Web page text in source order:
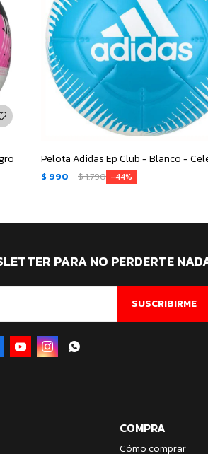
Pelota Adidas Ep Club - Blanco -
$ 990 $1.790 44
COMPRA
Cómo comprar
PARA NO PERDERTE
SUSCRIBIRME
  